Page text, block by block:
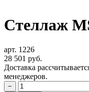
Стеллаж
арт. 1226
28 501 руб.
Доставка
менеджеров.
−